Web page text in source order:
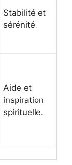
Stabilité et
sérénité.
Aide et
inspiration
spirituelle.